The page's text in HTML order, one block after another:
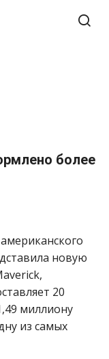
более
новую
20
миллиону
из самых